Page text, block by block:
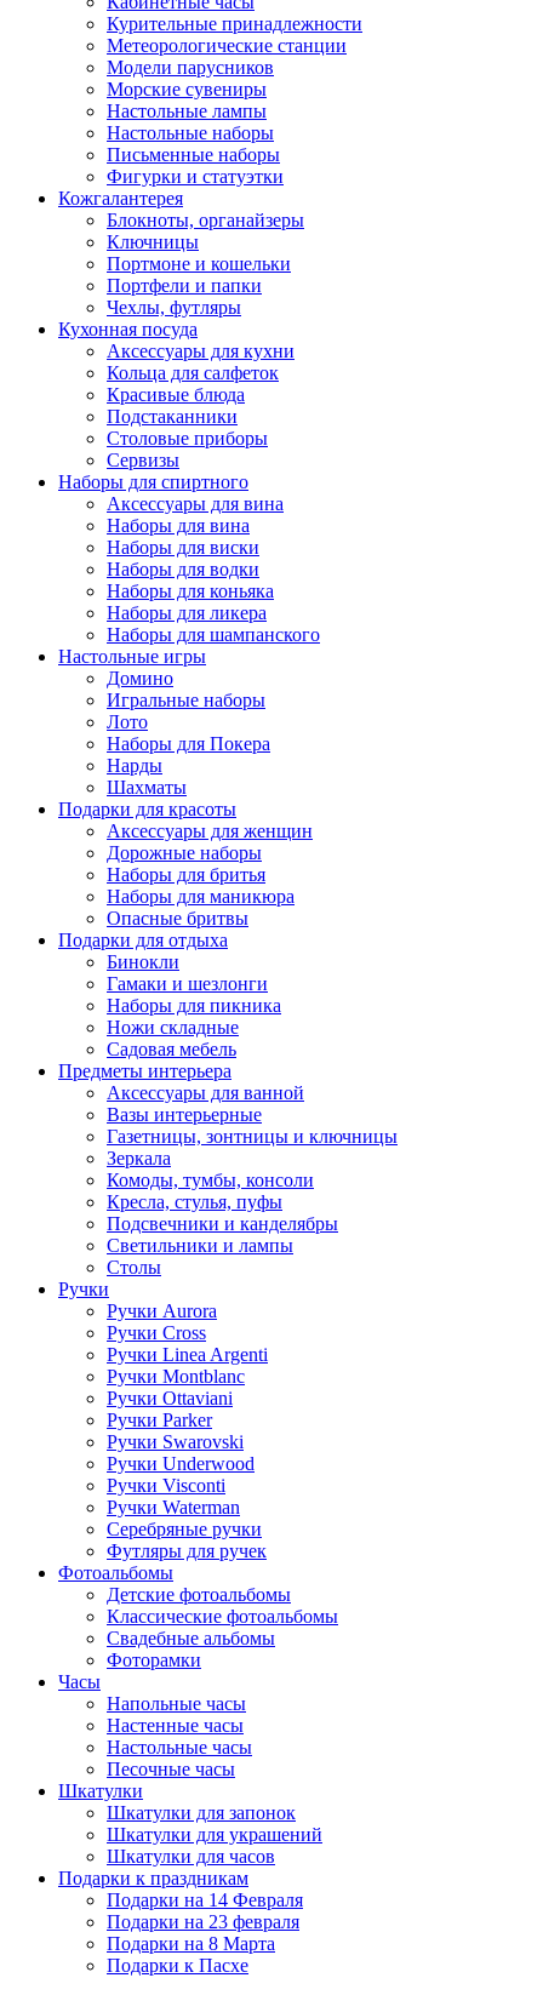
Курительные принадлежности
Метеорологические станции
Модели парусников
Морские сувениры
Настольные лампы
Настольные наборы
Письменные наборы
Фигурки и статуэтки
Кожгалантерея
Блокноты, органайзеры
Ключницы
Портмоне и кошельки
Портфели и папки
Чехлы, футляры
Кухонная посуда
Аксессуары для кухни
Кольца для салфеток
Красивые блюда
Подстаканники
Столовые приборы
Cервизы
Наборы для спиртного
Аксессуары для вина
Наборы для вина
Наборы для виски
Наборы для водки
Наборы для коньяка
Наборы для ликера
Наборы для шампанского
Настольные игры
Домино
Игральные наборы
Лото
Наборы для Покера
Нарды
Шахматы
Подарки для красоты
Аксессуары для женщин
Дорожные наборы
Наборы для бритья
Наборы для маникюра
Опасные бритвы
Подарки для отдыха
Бинокли
Гамаки и шезлонги
Наборы для пикника
Ножи складные
Садовая мебель
Предметы интерьера
Аксессуары для ванной
Вазы интерьерные
Газетницы, зонтницы и ключницы
Зеркала
Комоды, тумбы, консоли
Кресла, стулья, пуфы
Подсвечники и канделябры
Светильники и лампы
Столы
Ручки
Ручки Aurora
Ручки Cross
Ручки Linea Argenti
Ручки Montblanc
Ручки Ottaviani
Ручки Parker
Ручки Swarovski
Ручки Underwood
Ручки Visconti
Ручки Waterman
Серебряные ручки
Футляры для ручек
Фотоальбомы
Детские фотоальбомы
Классические фотоальбомы
Свадебные альбомы
Фоторамки
Часы
Напольные часы
Настенные часы
Настольные часы
Песочные часы
Шкатулки
Шкатулки для запонок
Шкатулки для украшений
Шкатулки для часов
Подарки к праздникам
Подарки на 14 Февраля
Подарки на 23 февраля
Подарки на 8 Марта
Подарки к Пасхе